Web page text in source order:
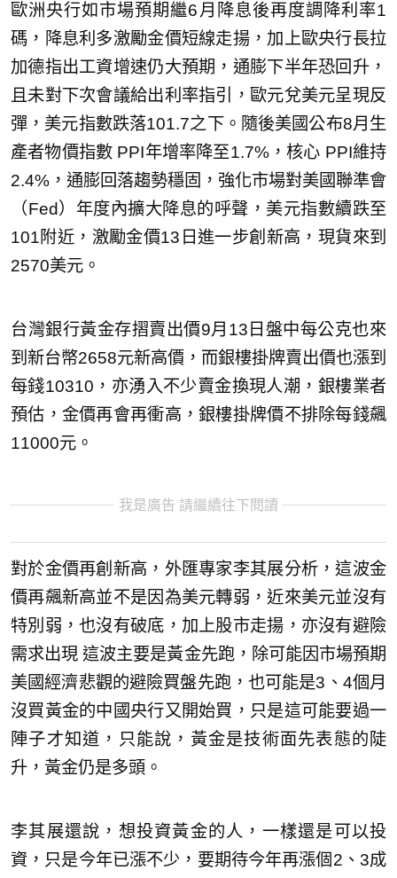
歐洲央行如市場預期繼6月降息後再度調降利率1
碼，降息利多激勵金價短線走揚，加上歐央行長拉
加德指出工資增速仍大預期，通膨下半年恐回升，
且未對下次會議給出利率指引，歐元兌美元呈現反
彈，美元指數跌落101.7之下。隨後美國公布8月生
產者物價指數 PPI年增率降至1.7%，核心 PPI維持
2.4%，通膨回落趨勢穩固，強化市場對美國聯準會
（Fed）年度內擴大降息的呼聲，美元指數續跌至
101附近，激勵金價13日進一步創新高，現貨來到
2570美元。
台灣銀行黃金存摺賣出價9月13日盤中每公克也來
到新台幣2658元新高價，而銀樓掛牌賣出價也漲到
每錢10310，亦湧入不少賣金換現人潮，銀樓業者
預估，金價再會再衝高，銀樓掛牌價不排除每錢飆
11000元。
我是廣告 請繼續往下閱讀
對於金價再創新高，外匯專家李其展分析，這波金
價再飆新高並不是因為美元轉弱，近來美元並沒有
特別弱，也沒有破底，加上股市走揚，亦沒有避險
需求出現 這波主要是黃金先跑，除可能因市場預期
美國經濟悲觀的避險買盤先跑，也可能是3、4個月
沒買黃金的中國央行又開始買，只是這可能要過一
陣子才知道，只能說，黃金是技術面先表態的陡
升，黃金仍是多頭。
李其展還說，想投資黃金的人，一樣還是可以投
資，只是今年已漲不少，要期待今年再漲個2、3成